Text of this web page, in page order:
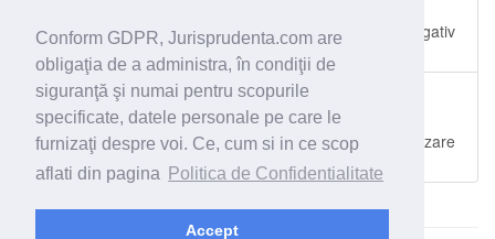
Conform GDPR, Jurisprudenta.com are
obligaţia de a administra, în condiţii de
siguranţă şi numai pentru scopurile
specificate, datele personale pe care le
furnizaţi despre voi. Ce, cum si in ce scop
aflati din pagina
Politica de Confidentialitate
Accept
Ordonanaţă preşedinţială.Încredinţare minor.Conflict negativ
de competenţă.
Decizie - 11.02.2016
Curtea de Apel București
Litigii cu profesioniştii – Suspendare a procesului de divizare
pe calea ordonanţei preşedinţiale.